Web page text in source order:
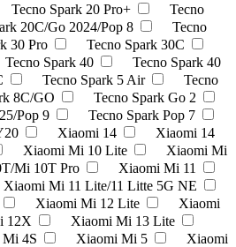
Tecno Spark 20 Pro+
Tecno
20C/Go 2024/Pop 8
Tecno
30 Pro
Tecno Spark 30C
Tecno Spark 40
Tecno Spark 40
Tecno Spark 5 Air
Tecno
8C/GO
Tecno Spark Go 2
Pop 9
Tecno Spark Pop 7
Xiaomi 14
Xiaomi 14
Xiaomi Mi 10 Lite
Xiaomi Mi
Mi 10T Pro
Xiaomi Mi 11
Xiaomi Mi 11 Lite/11 Litte 5G NE
Xiaomi Mi 12 Lite
Xiaomi
12X
Xiaomi Mi 13 Lite
4S Xiaomi Mi 5
Xiaomi